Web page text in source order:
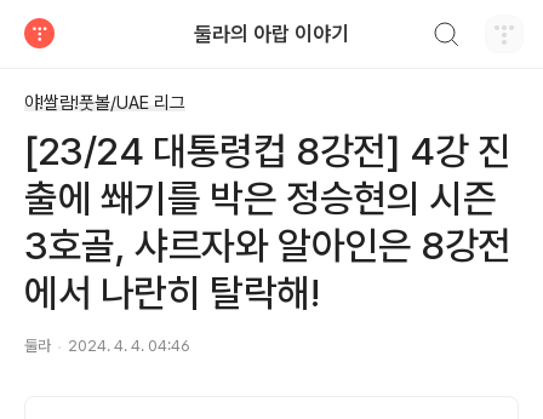
둘라의 아랍 이야기
야!쌀람!풋볼/UAE 리그
[23/24 대통령컵 8강전] 4강 진
출에 쐐기를 박은 정승현의 시즌
3호골, 샤르자와 알아인은 8강전
에서 나란히 탈락해!
둘라 2024. 4. 4. 04:46